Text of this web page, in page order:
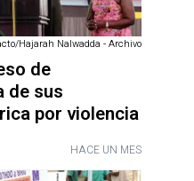
Hajarah Nalwadda - Archivo
de
de sus
por violencia
HACE UN MES